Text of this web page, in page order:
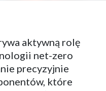
aktywną rolę
net-zero
precyzyjnie
które